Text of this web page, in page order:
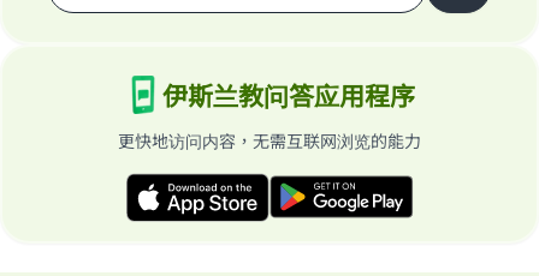
伊斯兰教问答应用程序
更快地访问内容，无需互联网浏览的能力